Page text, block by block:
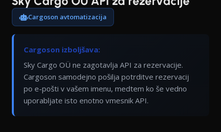
Cargoson avtomatizacija
Cargoson izboljšava:
Sky Cargo OÜ ne zagotavlja API za rezervacije.
Cargoson samodejno pošilja potrditve rezervacij
po e-pošti v vašem imenu, medtem ko še vedno
uporabljate isto enotno vmesnik API.